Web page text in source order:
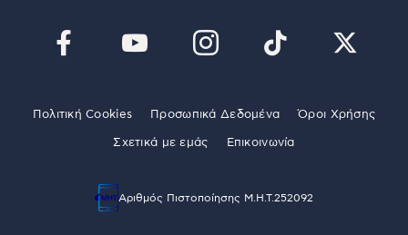
Πολιτική Cookies Προσωπικά Δεδομένα Όροι Χρήσης
Σχετικά με εμάς Επικοινωνία
Αριθμός Πιστοποίησης Μ.Η.Τ.252092